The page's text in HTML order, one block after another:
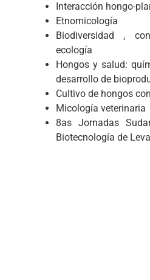
Interacción hongo-
Etnomicología
Biodiversidad ,
ecología
Hongos y salud:
desarrollo de
Cultivo de hongos
Micología veterinaria
8as Jornadas
Biotecnología de